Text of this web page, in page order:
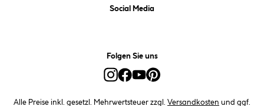
Social Media
Folgen Sie uns
Alle Preise inkl. gesetzl. Mehrwertsteuer zzgl. Versandkosten und ggf.